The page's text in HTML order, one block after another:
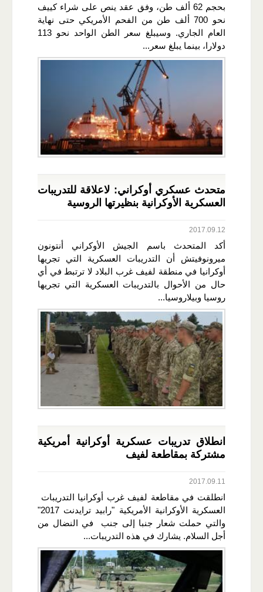
بحجم 62 ألف طن، وفق عقد ينص على شراء كييف
نحو 700 ألف طن من الفحم الأمريكي حتى نهاية
العام الجاري. وسيبلغ سعر الطن الواحد نحو 113
دولارا، بينما يبلغ سعر...
متحدث عسكري أوكراني: لاعلاقة للتدريبات
العسكرية الأوكرانية بنظيرتها الروسية
2017.09.12
أكد المتحدث باسم الجيش الأوكراني أنتونون
ميرونوفيتش أن التدريبات العسكرية التي تجريها
أوكرانيا في منطقة لفيف غرب البلاد لا ترتبط في أي
حال من الأحوال بالتدريبات العسكرية التي تجريها
روسيا وبيلاروسيا...
انطلاق تدريبات عسكرية أوكرانية أمريكية
مشتركة بمقاطعة لفيف
2017.09.11
انطلقت في مقاطعة لفيف غرب أوكرانيا التدريبات
العسكرية الأوكرانية الأمريكية "رابيد ترايدنت 2017"
والتي حملت شعار جنبا إلى جنب في النضال من
أجل السلام. يشارك في هذه التدريبات...